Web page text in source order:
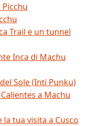
Trail e un tunnel
Inca di Machu
Sole (Inti Punku)
a Machu
tua visita a Cusco